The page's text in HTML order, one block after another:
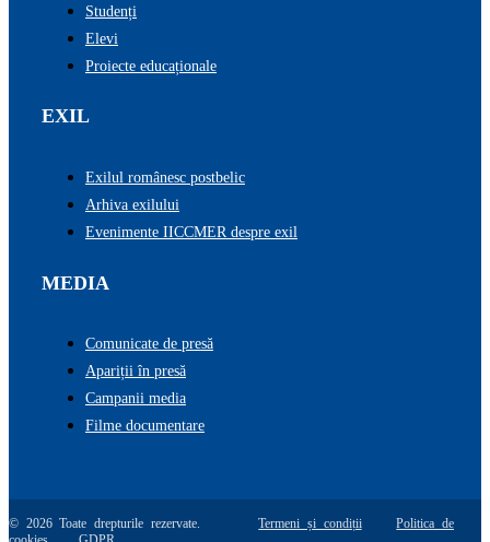
Studenți
Elevi
Proiecte educaționale
EXIL
Exilul românesc postbelic
Arhiva exilului
Evenimente IICCMER despre exil
MEDIA
Comunicate de presă
Apariții în presă
Campanii media
Filme documentare
© 2026 Toate drepturile rezervate.Termeni și condiții
Politica de